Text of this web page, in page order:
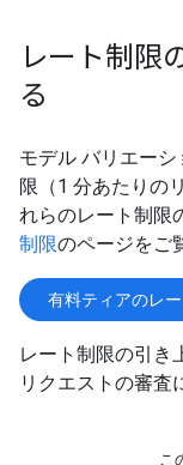
レート制限
る
モデル バリエー
限（1 分あたりの
れらのレート制限
制限のページをご
有料ティアのレ
レート制限の引き
リクエストの審査
こ